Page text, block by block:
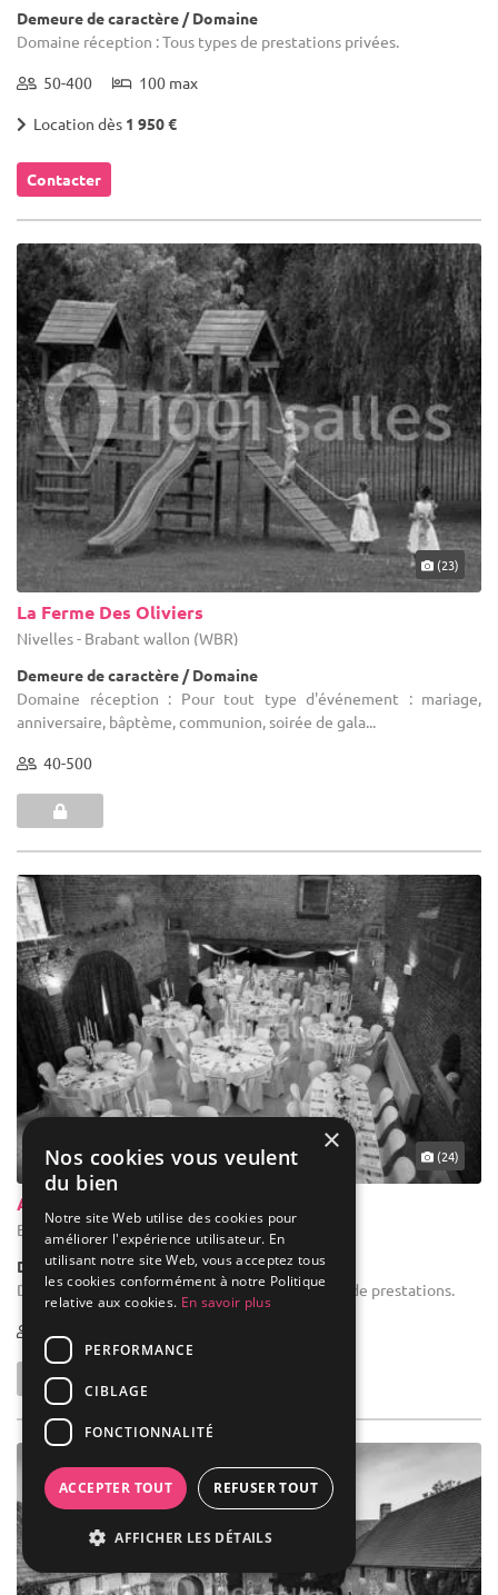
Demeure de caractère / Domaine
Domaine réception : Tous types de prestations privées.
50-400 100 max
Location dès 1 950 €
Contacter
(23)
La Ferme Des Oliviers
Nivelles - Brabant wallon (WBR)
Demeure de caractère / Domaine
Domaine réception : Pour tout type d'événement : mariage,
anniversaire, bâptème, communion, soirée de gala...
40-500
(24)
A L'ancienne Bascule
Boulieu-lès-Annonay - Ardèche (07)
Demeure de caractère / Domaine
Domaine réception : Nous organisons tout type de prestations.
×
Nos cookies vous veulent
du bien
Notre site Web utilise des cookies pour
améliorer l'expérience utilisateur. En
utilisant notre site Web, vous acceptez tous
les cookies conformément à notre Politique
relative aux cookies. En savoir plus
PERFORMANCE
CIBLAGE
FONCTIONNALITÉ
ACCEPTER TOUT REFUSER TOUT
AFFICHER LES DÉTAILS